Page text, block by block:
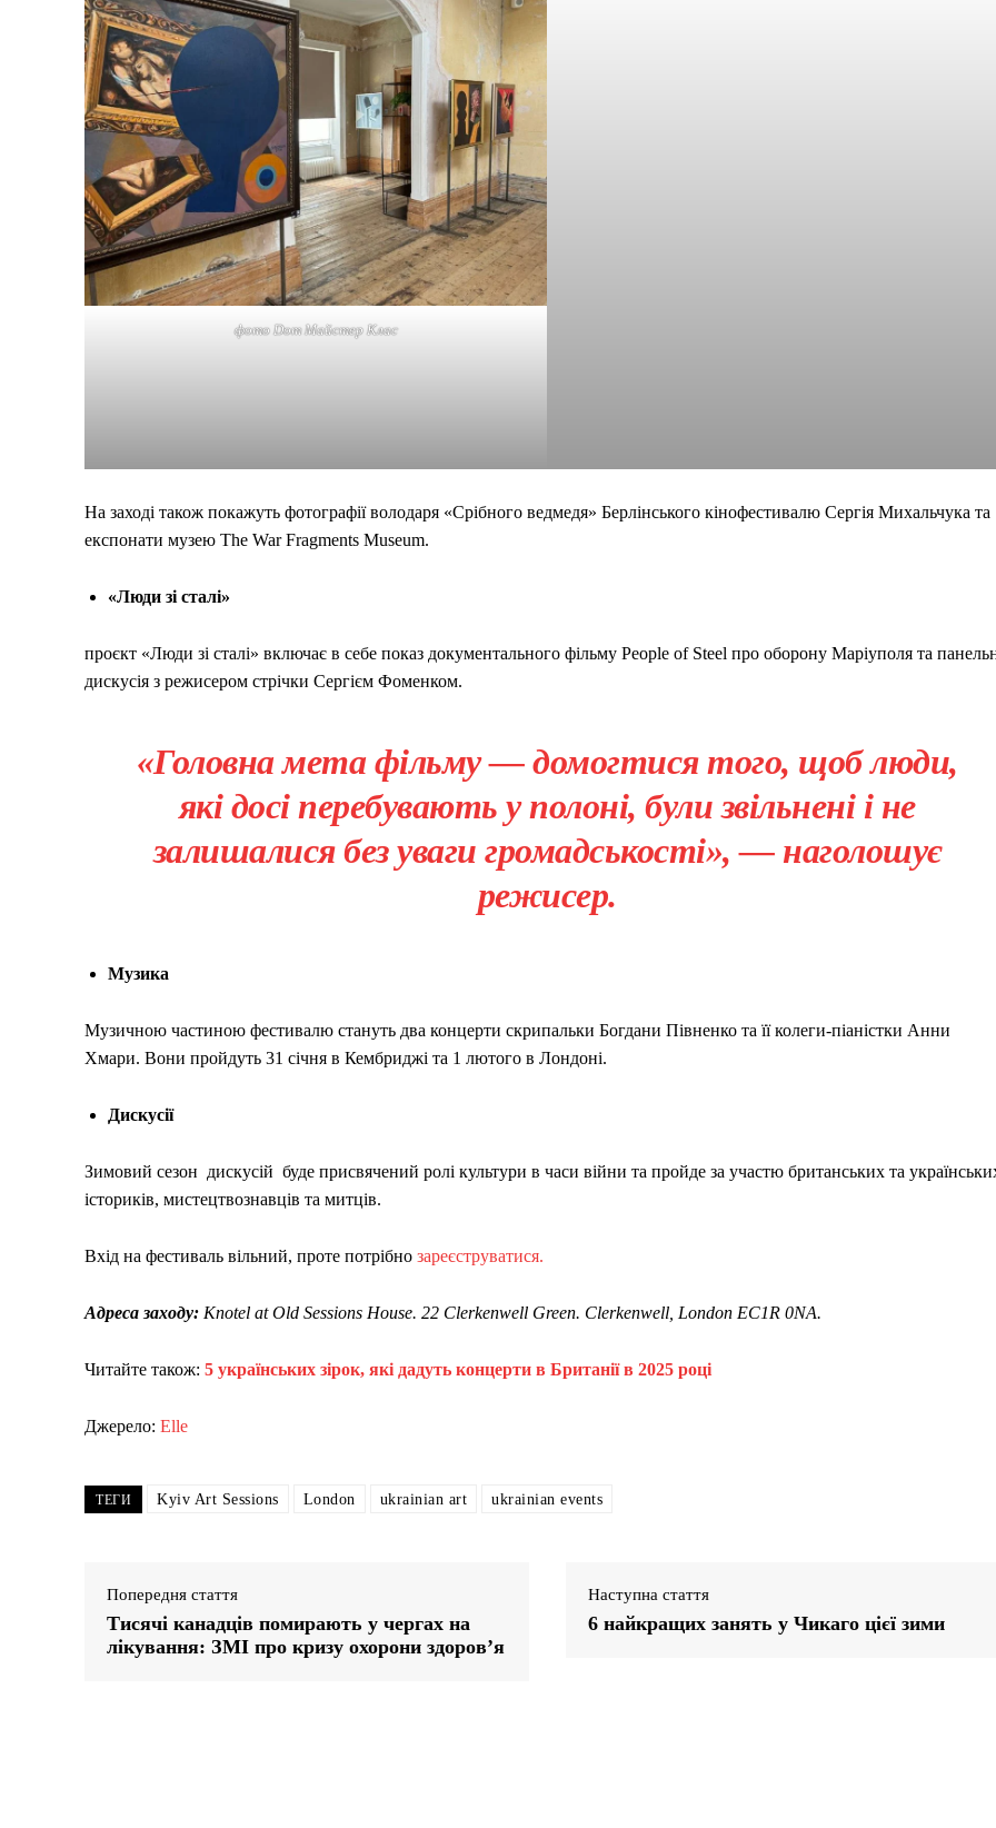
фото Dom Майстер Клас
На заході також покажуть фотографії володаря «Срібного ведмедя» Берлінського кінофестивалю Сергія Михальчука та
експонати музею The War Fragments Museum.
«Люди зі сталі»
проєкт «Люди зі сталі» включає в себе показ документального фільму People of Steel про оборону Маріуполя та
дискусія з режисером стрічки Сергієм Фоменком.
«Головна мета фільму — домогтися того, щоб люди,
які досі перебувають у полоні, були звільнені і не
залишалися без уваги громадськості», — наголошує
режисер.
Музика
Музичною частиною фестивалю стануть два концерти скрипальки Богдани Півненко та її колеги-піаністки Анни
Хмари. Вони пройдуть 31 січня в Кембриджі та 1 лютого в Лондоні.
Дискусії
Зимовий сезон дискусій буде присвячений ролі культури в часи війни та пройде за участю британських та
істориків, мистецтвознавців та митців.
Вхід на фестиваль вільний, проте потрібно зареєструватися.
Адреса заходу: Knotel at Old Sessions House. 22 Clerkenwell Green. Clerkenwell, London EC1R 0NA.
Читайте також: 5 українських зірок, які дадуть концерти в Британії в 2025 році
Джерело: Elle
ТЕГИ Kyiv Art Sessions London ukrainian art ukrainian events
Попередня стаття
Тисячі канадців помирають у чергах на
лікування: ЗМІ про кризу охорони здоров’я
Наступна стаття
6 найкращих занять у Чикаго цієї зими